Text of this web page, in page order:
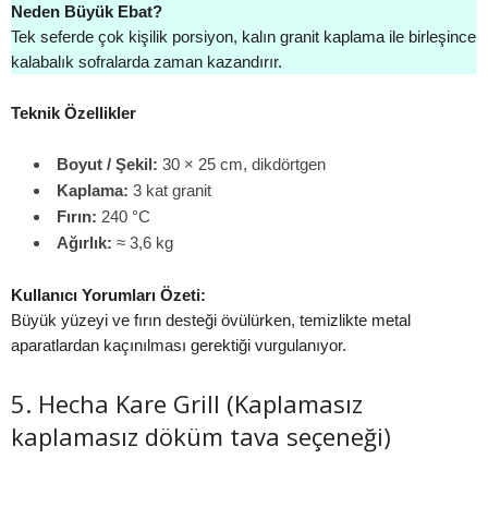
Neden Büyük Ebat?
Tek seferde çok kişilik porsiyon, kalın granit kaplama ile birleşince
kalabalık sofralarda zaman kazandırır.
Teknik Özellikler
Boyut / Şekil: 30 × 25 cm, dikdörtgen
Kaplama: 3 kat granit
Fırın: 240 °C
Ağırlık: ≈ 3,6 kg
Kullanıcı Yorumları Özeti:
Büyük yüzeyi ve fırın desteği övülürken, temizlikte metal
aparatlardan kaçınılması gerektiği vurgulanıyor.
5. Hecha Kare Grill (Kaplamasız
kaplamasız döküm tava seçeneği)